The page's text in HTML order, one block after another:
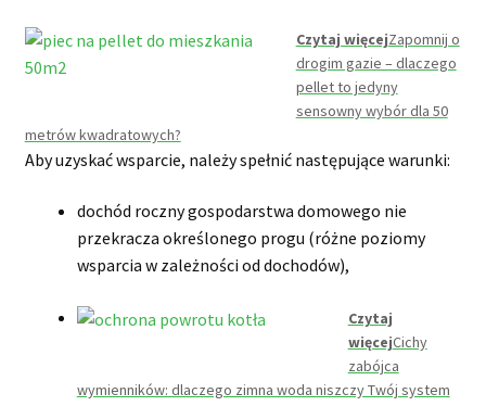
Czytaj więcejZapomnij o
drogim gazie – dlaczego
pellet to jedyny
sensowny wybór dla 50
metrów kwadratowych?
Aby uzyskać wsparcie, należy spełnić następujące warunki:
dochód roczny gospodarstwa domowego nie
przekracza określonego progu (różne poziomy
wsparcia w zależności od dochodów),
Czytaj
więcejCichy
zabójca
wymienników: dlaczego zimna woda niszczy Twój system